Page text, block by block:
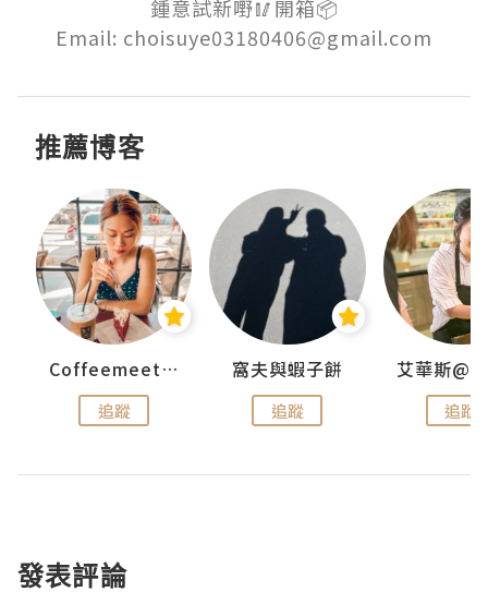
鍾意試新嘢🥢開箱📦
Email: choisuye03180406@gmail.com
推薦博客
Coffeemeetjojo
追蹤
窩夫與蝦子餅
追蹤 追蹤
發表評論